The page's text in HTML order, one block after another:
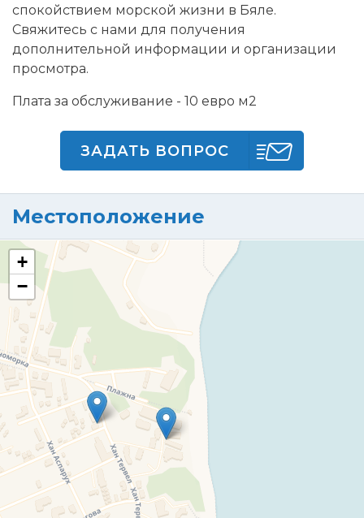
спокойствием морской жизни в Бяле.
Свяжитесь с нами для получения
дополнительной информации и организации
просмотра.
Плата за обслуживание - 10 евро м2
ЗАДАТЬ ВОПРОС
Местоположение
+
−